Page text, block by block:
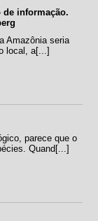
informação.
Amazônia seria
local, a[...]
parece que o
Quand[...]